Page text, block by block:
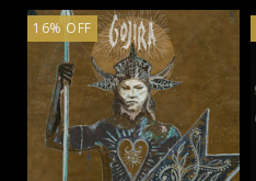
16% OFF